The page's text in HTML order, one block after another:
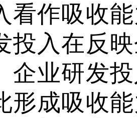
看作吸收
投入在反
企业研发
形成吸收